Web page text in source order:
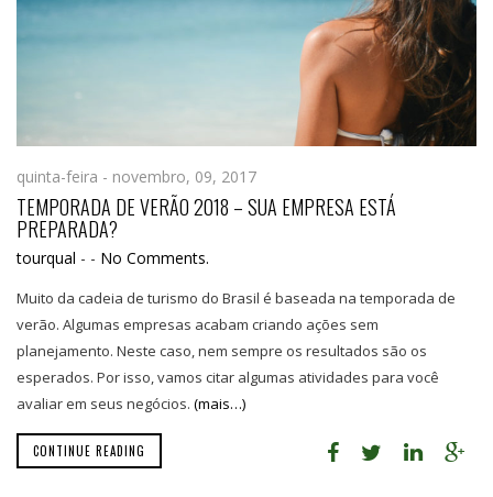
quinta-feira - novembro, 09, 2017
TEMPORADA DE VERÃO 2018 – SUA EMPRESA ESTÁ
PREPARADA?
tourqual - - No Comments.
Muito da cadeia de turismo do Brasil é baseada na temporada de
verão. Algumas empresas acabam criando ações sem
planejamento. Neste caso, nem sempre os resultados são os
esperados. Por isso, vamos citar algumas atividades para você
avaliar em seus negócios. (mais…)
CONTINUE READING